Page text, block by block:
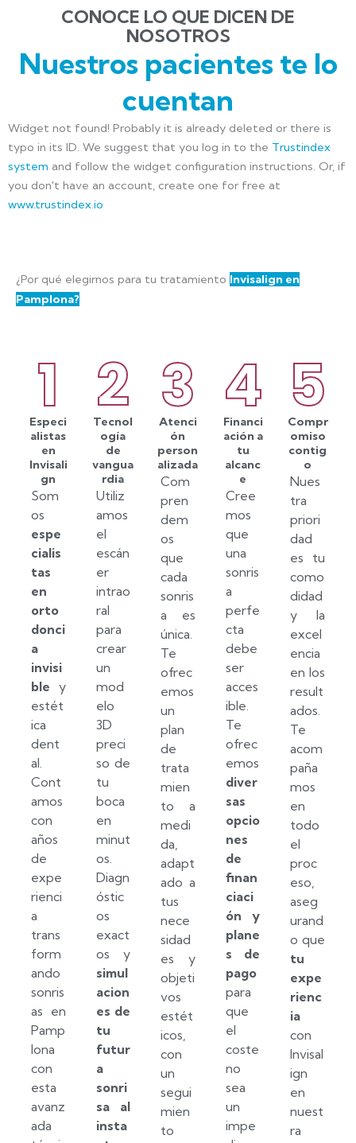
CONOCE LO QUE DICEN DE
NOSOTROS
Nuestros pacientes te lo
cuentan
Widget not found! Probably it is already deleted or there is
typo in its ID. We suggest that you log in to the Trustindex
system and follow the widget configuration instructions. Or, if
you don't have an account, create one for free at
www.trustindex.io
¿Por qué elegirnos para tu tratamiento Invisalign en
Pamplona?
1
Especi
alistas
en
Invisali
gn
Som
os
espe
cialis
tas
en
orto
donci
a
invisi
ble y
estét
ica
dent
al.
Cont
amos
con
años
de
expe
rienci
a
trans
form
ando
sonris
as en
Pamp
lona
con
esta
avanz
ada
2
Tecnol
ogía
de
vangua
rdia
Utiliz
amos
el
escán
er
intrao
ral
para
crear
un
mod
elo
3D
preci
so de
tu
boca
en
minut
os.
Diagn
óstic
os
exact
os y
simul
acion
es de
tu
futur
a
sonri
sa al
insta
3
Atenci
ón
person
alizada
Com
pren
dem
os
que
cada
sonris
a es
única.
Te
ofrec
emos
un
plan
de
trata
mien
to a
medi
da,
adapt
ado a
tus
nece
sidad
es y
objeti
vos
estét
icos,
con
un
segui
mien
to
4
Financi
ación a
tu
alcanc
e
Cree
mos
que
una
sonris
a
perfe
cta
debe
ser
acces
ible.
Te
ofrec
emos
diver
sas
opcio
nes
de
finan
ciaci
ón y
plane
s de
pago
para
que
el
coste
no
sea
un
impe
5
Compr
omiso
contig
o
Nues
tra
priori
dad
es tu
como
didad
y la
excel
encia
en los
result
ados.
Te
acom
paña
mos
en
todo
el
proc
eso,
aseg
urand
o que
tu
expe
rienc
ia
con
Invisal
ign
en
nuest
ra